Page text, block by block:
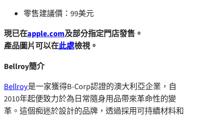
零售建議價：99美元
現已在apple.com及部分指定門店發售。
產品圖片可以在此處檢視。
Bellroy簡介
Bellroy是一家獲得B-Corp認證的澳大利亞企業，自
2010年起便致力於為日常隨身用品帶來革命性的變
革。這個痴迷於設計的品牌，透過採用可持續材料和